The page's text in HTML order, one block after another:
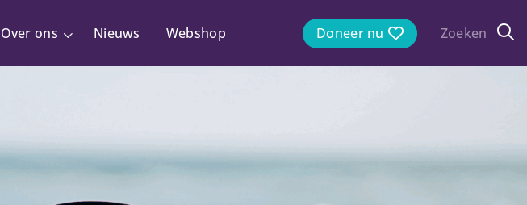
Over ons Nieuws Webshop Doneer nu Zoeken